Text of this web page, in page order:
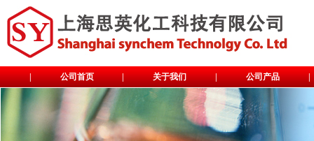
| 公司首页 | 关于我们 | 公司产品 |